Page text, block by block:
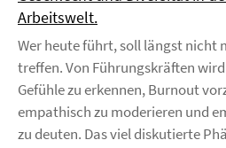
Arbeitswelt.
Wer heute führt, soll längst nicht
treffen. Von Führungskräften
Gefühle zu erkennen, Burnout
empathisch zu moderieren und
zu deuten. Das viel diskutierte